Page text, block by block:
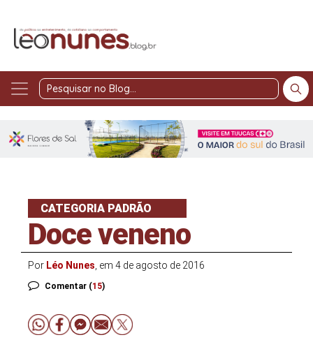
Pesquisar
Blog
CATEGORIA PADRÃO
Doce veneno
Por Léo Nunes , em 4 de agosto de 2016
Comentar (15)